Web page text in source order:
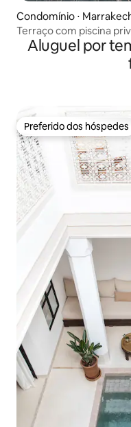
Condomínio ⋅
Terraço com piscina
Aluguel por
Preferido dos hóspedes
Preferido dos hóspedes